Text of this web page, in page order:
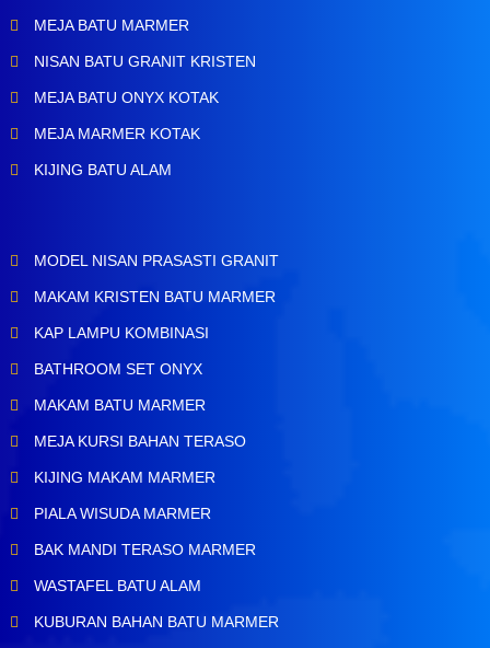
MEJA BATU MARMER
NISAN BATU GRANIT KRISTEN
MEJA BATU ONYX KOTAK
MEJA MARMER KOTAK
KIJING BATU ALAM
MODEL NISAN PRASASTI GRANIT
MAKAM KRISTEN BATU MARMER
KAP LAMPU KOMBINASI
BATHROOM SET ONYX
MAKAM BATU MARMER
MEJA KURSI BAHAN TERASO
KIJING MAKAM MARMER
PIALA WISUDA MARMER
BAK MANDI TERASO MARMER
WASTAFEL BATU ALAM
KUBURAN BAHAN BATU MARMER